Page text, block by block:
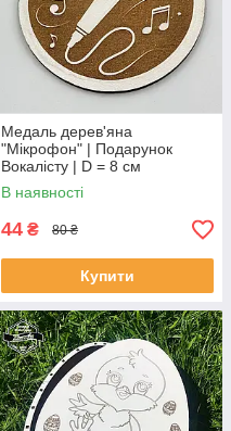
Медаль дерев'яна
"Мікрофон" | Подарунок
Вокалісту | D = 8 см
В наявності
44 ₴ 80 ₴
Купити